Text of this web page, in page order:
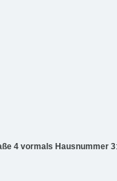
4 vormals Hausnummer 3: